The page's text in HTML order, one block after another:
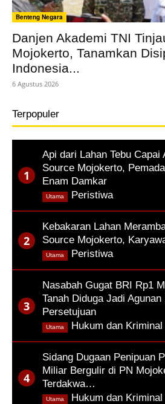
Benteng Negara
Danjen Akademi TNI
Mojokerto, Tanamkan
Indonesia...
6 Agustus 2026
Terpopuler
Api dari Lahan Tebu Capai
Source Mojokerto,
Enam Damkar
Peristiwa,
Utama
Kebakaran Lahan
Source Mojokerto,
Peristiwa,
Utama
Nasabah Gugat BRI Rp1
Tanah Diduga Jadi Agunan
Persetujuan
Hukum dan Kriminal
Utama
Sidang Dugaan Penipuan
Miliar Bergulir di PN
Terdakwa…
Hukum dan Kriminal
Utama